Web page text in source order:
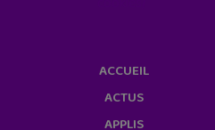
ACCUEIL
ACTUS
APPLIS